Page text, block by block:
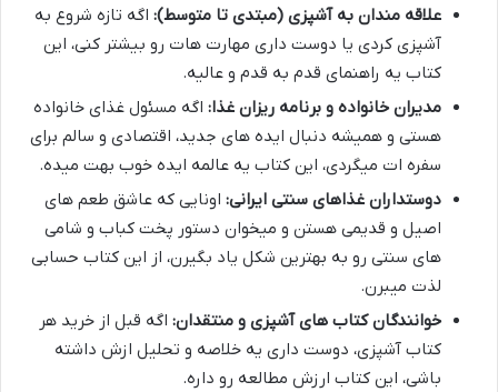
علاقه مندان به آشپزی (مبتدی تا متوسط): اگه تازه شروع به
آشپزی کردی یا دوست داری مهارت هات رو بیشتر کنی، این
کتاب یه راهنمای قدم به قدم و عالیه.
مدیران خانواده و برنامه ریزان غذا: اگه مسئول غذای خانواده
هستی و همیشه دنبال ایده های جدید، اقتصادی و سالم برای
سفره ات میگردی، این کتاب یه عالمه ایده خوب بهت میده.
دوستداران غذاهای سنتی ایرانی: اونایی که عاشق طعم های
اصیل و قدیمی هستن و میخوان دستور پخت کباب و شامی
های سنتی رو به بهترین شکل یاد بگیرن، از این کتاب حسابی
لذت میبرن.
خوانندگان کتاب های آشپزی و منتقدان: اگه قبل از خرید هر
کتاب آشپزی، دوست داری یه خلاصه و تحلیل ازش داشته
باشی، این کتاب ارزش مطالعه رو داره.